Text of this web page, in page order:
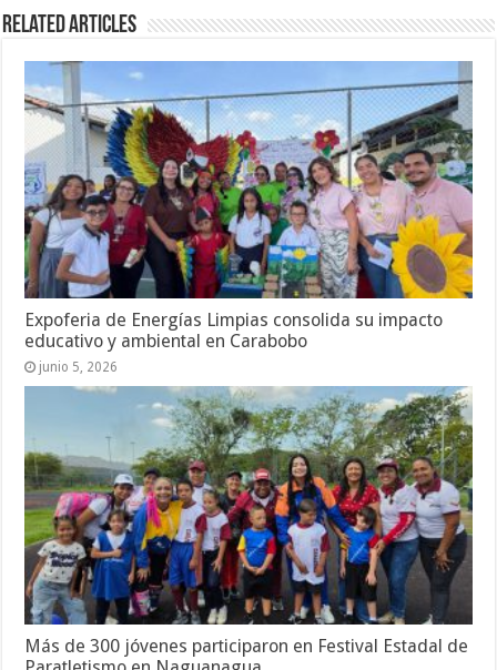
Related Articles
Expoferia de Energías Limpias consolida su impacto
educativo y ambiental en Carabobo
junio 5, 2026
Más de 300 jóvenes participaron en Festival Estadal de